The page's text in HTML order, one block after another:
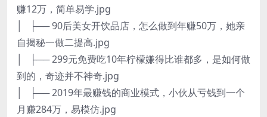
赚12万，简单易学.jpg
│ ├── 90后美女开饮品店，怎么做到年赚50万，她亲
自揭秘一做二提高.jpg
│ ├── 299元免费吃10年柠檬嫌得比谁都多，是如何做
到的，奇迹并不神奇.jpg
│ ├── 2019年最赚钱的商业模式，小伙从亏钱到一个
月赚284万，易模仿.jpg